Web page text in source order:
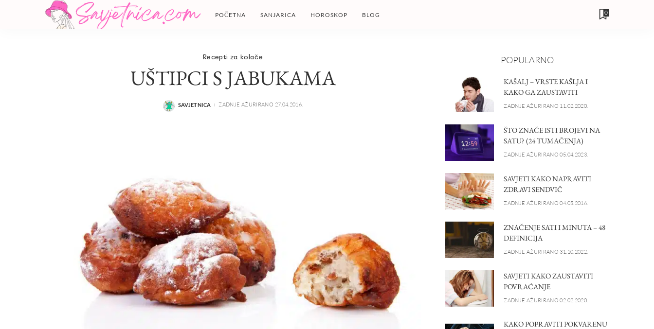
POČETNA SANJARICA HOROSKOP BLOG 0
Recepti za kolače
UŠTIPCI S JABUKAMA
POSTED
SAVJETNICA ZADNJE AŽURIRANO 27.04.2016.
POPULARNO
KAŠALJ – VRSTE KAŠLJA I
KAKO GA ZAUSTAVITI
ZADNJE AŽURIRANO 11.02.2020.
ŠTO ZNAČE ISTI BROJEVI NA
SATU? (24 TUMAČENJA)
ZADNJE AŽURIRANO 05.04.2023.
SAVJETI KAKO NAPRAVITI
ZDRAVI SENDVIČ
ZADNJE AŽURIRANO 04.05.2016.
ZNAČENJE SATI I MINUTA – 48
DEFINICIJA
ZADNJE AŽURIRANO 31.10.2022.
SAVJETI KAKO ZAUSTAVITI
POVRAĆANJE
ZADNJE AŽURIRANO 02.02.2020.
KAKO POPRAVITI POKVARENU